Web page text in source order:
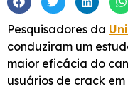
Pesquisadores da
conduziram um
maior eficácia do
usuários de crack